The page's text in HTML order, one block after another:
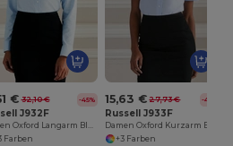
€ 32,10 € -45%
J932F
Damen Oxford Langarm Bluse
Farben
15,63 € 27,73 € -44%
Russell J933F
+3 Farben